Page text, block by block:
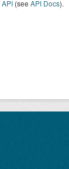
API (see API Docs).